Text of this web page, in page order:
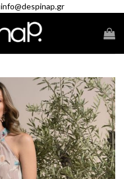
info@despinap.gr